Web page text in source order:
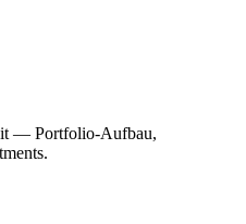
— Portfolio-Aufbau,